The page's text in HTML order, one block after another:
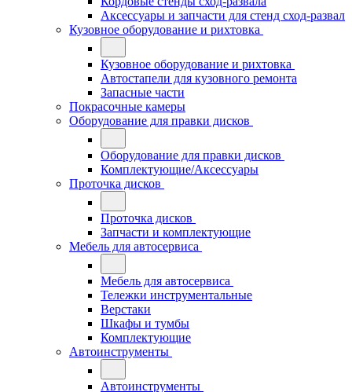
Аксессуары и запчасти для стенд сход-развал
Кузовное оборудование и рихтовка
Кузовное оборудование и рихтовка
Автостапели для кузовного ремонта
Запасные части
Покрасочные камеры
Оборудование для правки дисков
Оборудование для правки дисков
Комплектующие/Аксессуары
Проточка дисков
Проточка дисков
Запчасти и комплектующие
Мебель для автосервиса
Мебель для автосервиса
Тележки инструментальные
Верстаки
Шкафы и тумбы
Комплектующие
Автоинструменты
Автоинструменты